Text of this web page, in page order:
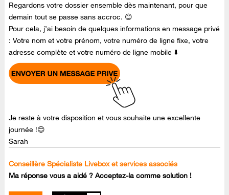
Regardons votre dossier ensemble dès maintenant, pour que
demain tout se passe sans accroc. 😊
Pour cela, j’ai besoin de quelques informations en message privé
: Votre nom et votre prénom, votre numéro de ligne fixe, votre
adresse complète et votre numéro de ligne mobile ⬇️
Je reste à votre disposition et vous souhaite une excellente
journée !😊
Sarah
Conseillère Spécialiste Livebox et services associés
Ma réponse vous a aidé ? Acceptez-la comme solution !